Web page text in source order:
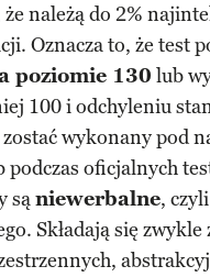
że należą do 2%
Oznacza to, że test
poziomie 130 lub
100 i odchyleniu
wykonany pod
podczas oficjalnych
sąniewerbalne,
Składają się zwykle